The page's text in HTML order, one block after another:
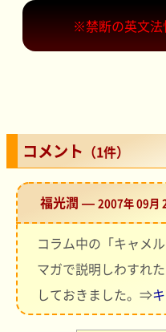
※禁断の英文
コメント （1件）
福光潤 — 2007年 09月
コラム中の「キャメ
マガで説明しわすれ
しておきました。⇒